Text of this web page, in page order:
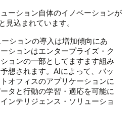
ーション自体のイノベーションが
見込まれています。
ションの導入は増加傾向にあ
ションはエンタープライズ・ク
ョンの一部としてますます組み
想されます。AIによって、バッ
オフィスのアプリケーションに
タと行動の学習・適応を可能に
ンテリジェンス・ソリューショ